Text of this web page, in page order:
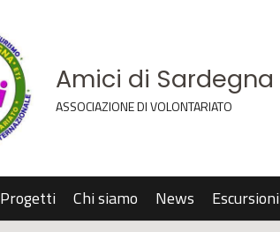
Amici di Sardegna
ASSOCIAZIONE DI VOLONTARIATO
Progetti Chi siamo News Escursioni